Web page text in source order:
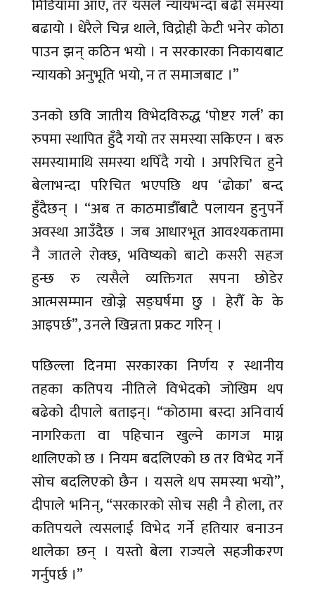
मिडियामा आए, तर यसले न्यायभन्दा बढी समस्या
बढायो । धेरैले चिन्न थाले, विद्रोही केटी भनेर कोठा
पाउन झन् कठिन भयो । न सरकारका निकायबाट
न्यायको अनुभूति भयो, न त समाजबाट ।”
उनको छवि जातीय विभेदविरुद्ध ‘पोष्टर गर्ल’ का
रुपमा स्थापित हुँदै गयो तर समस्या सकिएन । बरु
समस्यामाथि समस्या थपिँदै गयो । अपरिचित हुने
बेलाभन्दा परिचित भएपछि थप ‘ढोका’ बन्द
हुँदैछन् । “अब त काठमाडौँबाटै पलायन हुनुपर्ने
अवस्था आउँदैछ । जब आधारभूत आवश्यकतामा
नै जातले रोक्छ, भविष्यको बाटो कसरी सहज
हुन्छ रु त्यसैले व्यक्तिगत सपना छोडेर
आत्मसम्मान खोज्ने सङ्घर्षमा छु । हेरौँ के के
आइपर्छ”, उनले खिन्नता प्रकट गरिन् ।
पछिल्ला दिनमा सरकारका निर्णय र स्थानीय
तहका कतिपय नीतिले विभेदको जोखिम थप
बढेको दीपाले बताइन्। “कोठामा बस्दा अनिवार्य
नागरिकता वा पहिचान खुल्ने कागज माग्न
थालिएको छ । नियम बदलिएको छ तर विभेद गर्ने
सोच बदलिएको छैन । यसले थप समस्या भयो”,
दीपाले भनिन्, “सरकारको सोच सही नै होला, तर
कतिपयले त्यसलाई विभेद गर्ने हतियार बनाउन
थालेका छन् । यस्तो बेला राज्यले सहजीकरण
गर्नुपर्छ ।”